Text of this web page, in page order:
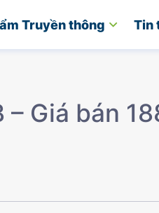
Truyền thông Tin
– Giá bán